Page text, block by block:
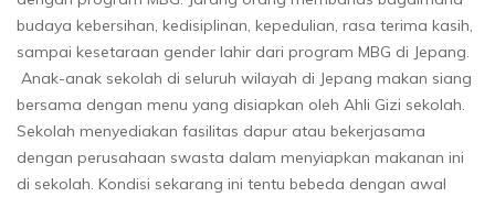
budaya kebersihan, kedisiplinan, kepedulian, rasa terima kasih,
sampai kesetaraan gender lahir dari program MBG di Jepang.
Anak-anak sekolah di seluruh wilayah di Jepang makan siang
bersama dengan menu yang disiapkan oleh Ahli Gizi sekolah.
Sekolah menyediakan fasilitas dapur atau bekerjasama
dengan perusahaan swasta dalam menyiapkan makanan ini
di sekolah. Kondisi sekarang ini tentu bebeda dengan awal